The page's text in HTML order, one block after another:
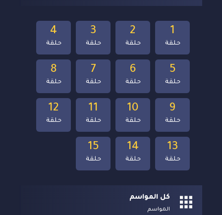
15
حلقة
14
حلقة
13
حلقة
12
حلقة
11
حلقة
10
حلقة
9
حلقة
8
حلقة
7
حلقة
6
حلقة
5
حلقة
4
حلقة
3
حلقة
2
حلقة
1
حلقة
كل المواسم
المواسم